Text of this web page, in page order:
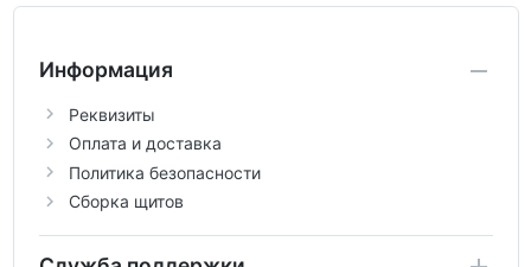
Информация
Реквизиты
Оплата и доставка
Политика безопасности
Сборка щитов